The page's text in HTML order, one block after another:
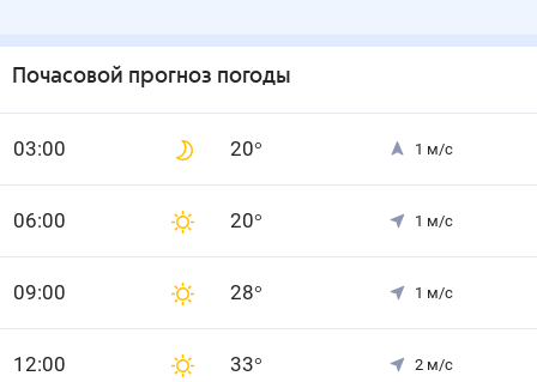
Почасовой прогноз погоды
03:00 20° 1 м/с
06:00 20° 1 м/с
09:00 28° 1 м/с
12:00 33° 2 м/с